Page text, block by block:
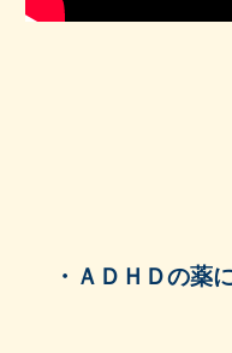
・ ＡＤＨＤの薬